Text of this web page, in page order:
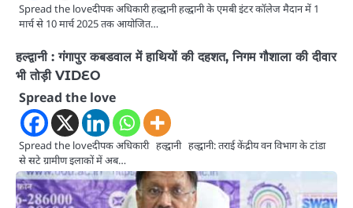
Spread the loveदीपक अधिकारी हल्द्वानी हल्द्वानी के एमबी इंटर कॉलेज मैदान में 1
मार्च से 10 मार्च 2025 तक आयोजित…
हल्द्वानी : गंगापुर कबडवाल में हाथियों की दहशत, निगम गौशाला की दीवार
भी तोड़ी VIDEO
Spread the love
Spread the loveदीपक अधिकारी हल्द्वानी हल्द्वानी: तराई केंद्रीय वन विभाग के टांडा
से सटे ग्रामीण इलाकों में अब…